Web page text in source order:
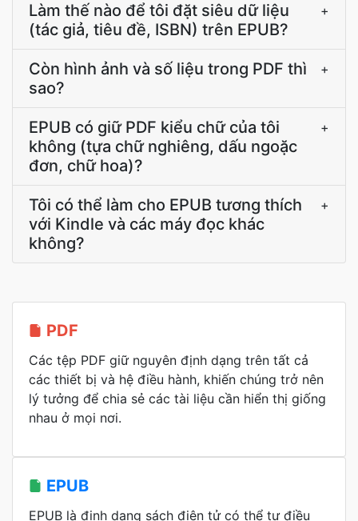
Làm thế nào để tôi đặt siêu dữ liệu
(tác giả, tiêu đề, ISBN) trên EPUB?
+
Còn hình ảnh và số liệu trong PDF thì
sao?
+
EPUB có giữ PDF kiểu chữ của tôi
không (tựa chữ nghiêng, dấu ngoặc
đơn, chữ hoa)?
+
Tôi có thể làm cho EPUB tương thích
với Kindle và các máy đọc khác
không?
+
PDF
Các tệp PDF giữ nguyên định dạng trên tất cả
các thiết bị và hệ điều hành, khiến chúng trở nên
lý tưởng để chia sẻ các tài liệu cần hiển thị giống
nhau ở mọi nơi.
EPUB
EPUB là định dạng sách điện tử có thể tự điều